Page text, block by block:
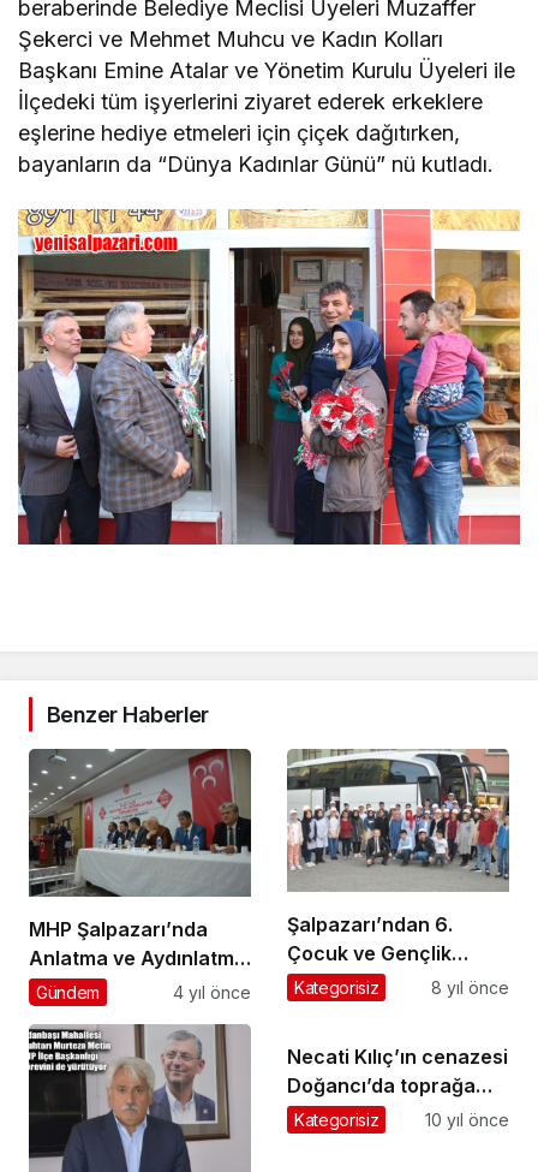
beraberinde Belediye Meclisi Üyeleri Muzaffer
Şekerci ve Mehmet Muhcu ve Kadın Kolları
Başkanı Emine Atalar ve Yönetim Kurulu Üyeleri ile
İlçedeki tüm işyerlerini ziyaret ederek erkeklere
eşlerine hediye etmeleri için çiçek dağıtırken,
bayanların da “Dünya Kadınlar Günü” nü kutladı.
Benzer Haberler
MHP Şalpazarı’nda
Anlatma ve Aydınlatma
Toplantısı düzenledi
Gündem 4 yıl önce
Şalpazarı’ndan 6.
Çocuk ve Gençlik
Festivali’ne katılacak
Kategorisiz 8 yıl önce
Necati Kılıç’ın cenazesi
Doğancı’da toprağa
verildi
Kategorisiz 10 yıl önce